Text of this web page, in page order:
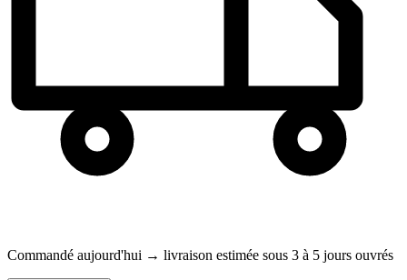
Commandé aujourd'hui → livraison estimée sous 3 à 5 jours ouvrés